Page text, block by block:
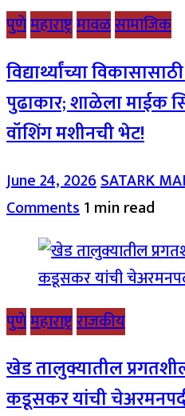
पुणेमहाराष्ट्रमावळसामाजिक
विद्यार्थ्यांच्या
पुढाकार; शाळेला माईक
वॉशिंग मशीनची भेट!
June 24, 2026SATARK
Comments1 min read
पुणेमहाराष्ट्रराजकीय
खेड तालुक्यातील
कडूसकर यांची